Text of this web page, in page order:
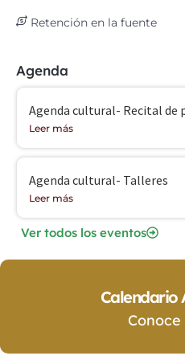
Retención en la fuente
Agenda
Agenda cultural- Recital de
Leer más
Agenda cultural- Talleres
Leer más
Ver todos los eventos
Calendario
Conoce